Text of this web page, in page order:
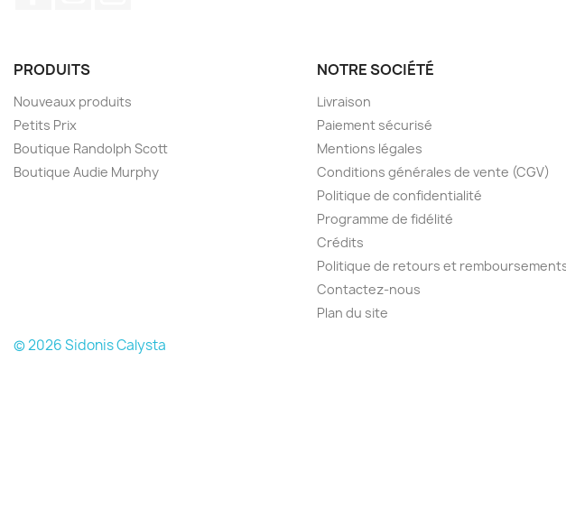
PRODUITS
Nouveaux produits
Petits Prix
Boutique Randolph Scott
Boutique Audie Murphy
NOTRE SOCIÉTÉ
Livraison
Paiement sécurisé
Mentions légales
Conditions générales de vente (CGV)
Politique de confidentialité
Programme de fidélité
Crédits
Politique de retours et
Contactez-nous
Plan du site
© 2026 Sidonis Calysta